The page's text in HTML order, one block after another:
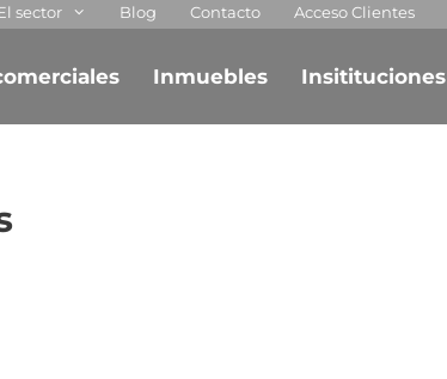
sector Blog Contacto Acceso Clientes
Inmuebles Insitituciones